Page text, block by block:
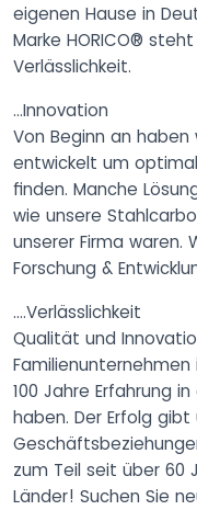
eigenen Hause in
Marke HORICO®
Verlässlichkeit.
…Innovation
Von Beginn an
entwickelt um
finden. Manche
wie unsere
unserer Firma waren.
Forschung &
….Verlässlichkeit
Qualität und
100 Jahre Erfahrung
haben. Der Erfolg gibt
zum Teil seit über 60
Länder! Suchen Sie